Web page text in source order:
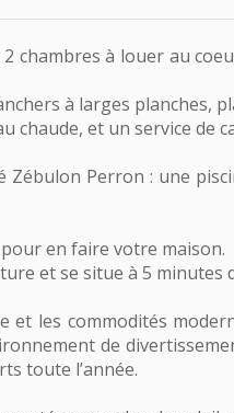
chambres à louer au
à larges
et un service de
Zébulon Perron : une
en faire votre maison.
et se situe à 5 minutes
les commodités
de
toute l’année.